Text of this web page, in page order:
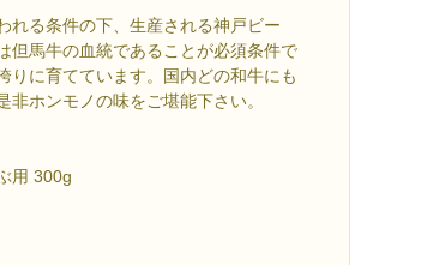
れる条件の下、生産される神戸ビー
但馬牛の血統であることが必須条件で
りに育てています。国内どの和牛にも
ホンモノの味をご堪能下さい。
用 300g